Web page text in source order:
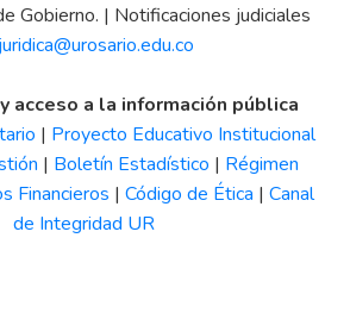
Gobierno. | Notificaciones judiciales
juridica@urosario.edu.co
acceso a la información pública
| Proyecto Educativo Institucional
| Boletín Estadístico | Régimen
Financieros | Código de Ética | Canal
de Integridad UR